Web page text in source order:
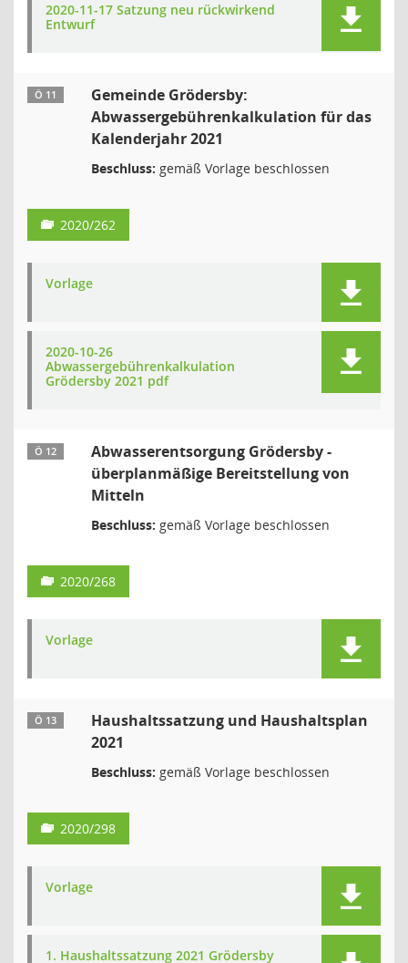
2020-11-17 Satzung neu rückwirkend
Entwurf
Ö 11
Gemeinde Grödersby:
Abwassergebührenkalkulation für das
Kalenderjahr 2021
Beschluss: gemäß Vorlage beschlossen
2020/262
Vorlage
2020-10-26
Abwassergebührenkalkulation
Grödersby 2021 pdf
Ö 12
Abwasserentsorgung Grödersby -
überplanmäßige Bereitstellung von
Mitteln
Beschluss: gemäß Vorlage beschlossen
2020/268
Vorlage
Ö 13
Haushaltssatzung und Haushaltsplan
2021
Beschluss: gemäß Vorlage beschlossen
2020/298
Vorlage
1. Haushaltssatzung 2021 Grödersby